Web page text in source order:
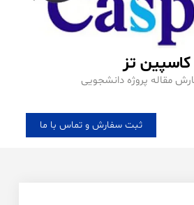
کاسپین تز
مقاله پروژه دانشجویی
ثبت سفارش و تماس با ما